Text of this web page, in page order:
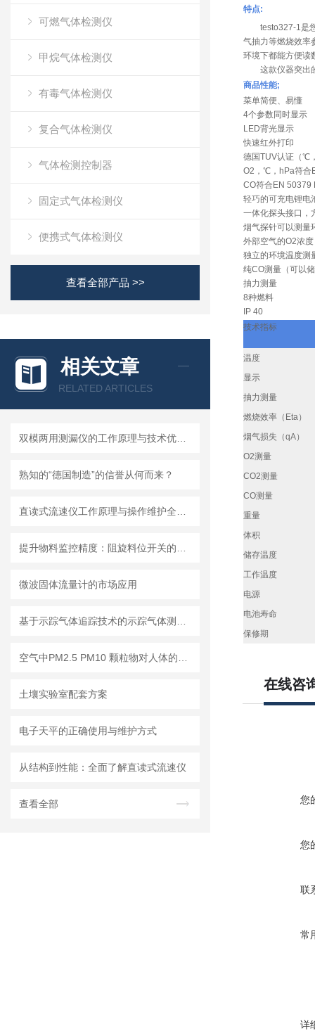
可燃气体检测仪
甲烷气体检测仪
有毒气体检测仪
复合气体检测仪
气体检测控制器
固定式气体检测仪
便携式气体检测仪
查看全部产品 >>
相关文章
RELATED ARTICLES
熟知的“德国制造”的信誉从何而来？
微波固体流量计的市场应用
土壤实验室配套方案
电子天平的正确使用与维护方式
从结构到性能：全面了解直读式流速仪
查看全部
特点:
testo327-1是您
气抽力等燃烧效率
环境下都能方便读
这款仪器突出的
商品性能;
菜单简便、易懂
4个参数同时显示
LED背光显示
快速红外打印
德国TUV认证（℃
O2，℃，hPa符合
CO符合EN 50379
轻巧的可充电锂电
一体化探头接口，
烟气探针可以测量
外部空气的O2浓
独立的环境温度测
纯CO测量（可以
抽力测量
8种燃料
IP 40
技术指标
温度
显示
抽力测量
燃烧效率（Eta）
烟气损失（qA）
O2测量
CO2测量
CO测量
重量
体积
储存温度
工作温度
电源
电池寿命
保修期
在线咨
您
您
联
常
详